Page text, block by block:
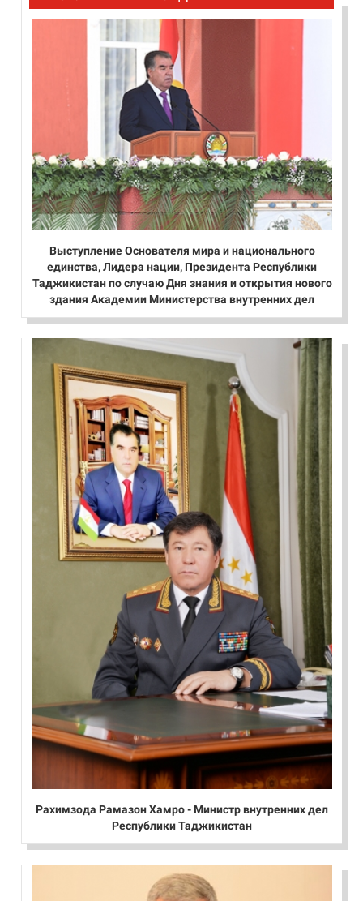
Выступление Основателя мира и национального
единства, Лидера нации, Президента Республики
Таджикистан по случаю Дня знания и открытия нового
здания Академии Министерства внутренних дел
Рахимзода Рамазон Хамро - Министр внутренних дел
Республики Таджикистан